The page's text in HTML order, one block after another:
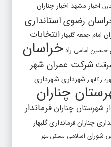
اخبار مشهد اخبار چناران
رضویاستانداری
امام جمعه گلبهار انتخابات
حسین امامی راد خراسان
شرکت عمران شهر
گلبهار شهرداری شهرداری
چناران
شهرستان چناران فرماندار
چنارانفرمانداری گلبهار
شورای اسلامی مسکن مهر